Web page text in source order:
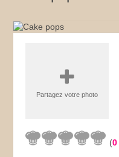
Partagez votre photo
(0